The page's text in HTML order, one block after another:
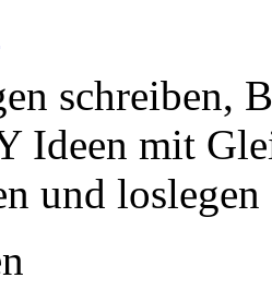
schreiben,
Ideen mit
und loslegen